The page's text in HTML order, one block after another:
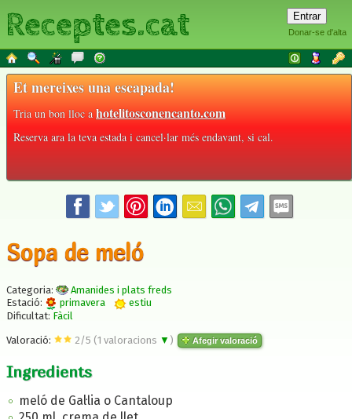
Donar-se d'alta
Receptes.cat
Et mereixes una escapada!
Tria un bon lloc ahotelitosconencanto.com
Reserva ara la teva estada i cancel·lar més endavant, si cal.
Sopa de meló
Categoria:
Amanides i plats freds
Estació:
primavera
estiu
Dificultat: Fàcil
Valoració: 2 /5 (1 valoracions ▼ ) Afegir valoració
Ingredients
meló de Gal·lia o Cantaloup